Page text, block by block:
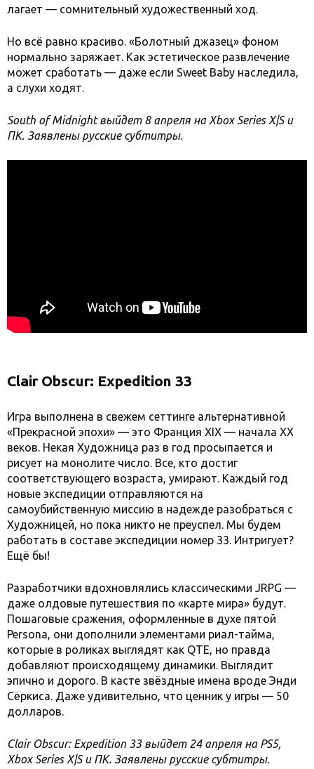
лагает — сомнительный художественный ход.
Но всё равно красиво. «Болотный джазец» фоном
нормально заряжает. Как эстетическое развлечение
может сработать — даже если Sweet Baby наследила,
а слухи ходят.
South of Midnight выйдет 8 апреля на Xbox Series X|S и
ПК. Заявлены русские субтитры.
Clair Obscur: Expedition 33
Игра выполнена в свежем сеттинге альтернативной
«Прекрасной эпохи» — это Франция XIX — начала XX
веков. Некая Художница раз в год просыпается и
рисует на монолите число. Все, кто достиг
соответствующего возраста, умирают. Каждый год
новые экспедиции отправляются на
самоубийственную миссию в надежде разобраться с
Художницей, но пока никто не преуспел. Мы будем
работать в составе экспедиции номер 33. Интригует?
Ещё бы!
Разработчики вдохновлялись классическими JRPG —
даже олдовые путешествия по «карте мира» будут.
Пошаговые сражения, оформленные в духе пятой
Persona, они дополнили элементами риал-тайма,
которые в роликах выглядят как QTE, но правда
добавляют происходящему динамики. Выглядит
эпично и дорого. В касте звёздные имена вроде Энди
Сёркиса. Даже удивительно, что ценник у игры — 50
долларов.
Clair Obscur: Expedition 33 выйдет 24 апреля на PS5,
Xbox Series X|S и ПК. Заявлены русские субтитры.